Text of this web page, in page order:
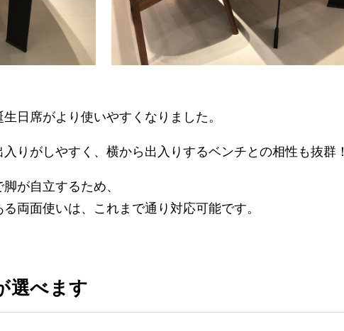
日席がより使いやすくなりました。
りがしやすく、横から出入りするベンチとの相性も抜群！
が自立するため、
両面使いは、これまで通り対応可能です。
選べます